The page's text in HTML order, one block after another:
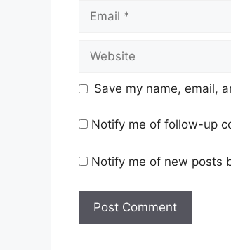
Email
Website
Save my name, email,
Notify me of follow-up
Notify me of new posts